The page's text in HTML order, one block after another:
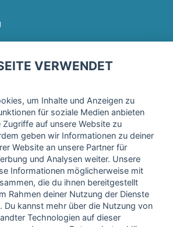
Newsletter ein und erhalte regelmäßig
meiner Daten, wie in der
der fitnessmarkt.de services GmbH
bestätige, dass ich das 16. Lebensjahr
kann diese Einwilligung jederzeit mit
widerrufen. Weitere Informationen
Datenschutzerklärung.
VERWENDET
um Inhalte und Anzeigen zu
für soziale Medien anbieten
Zugriffe auf unsere Website zu
geben wir Informationen zu deiner
Website an unsere Partner für
und Analysen weiter. Unsere
Informationen möglicherweise mit
die du ihnen bereitgestellt
Rahmen deiner Nutzung der Dienste
Du kannst mehr über die Nutzung von
Technologien auf dieser